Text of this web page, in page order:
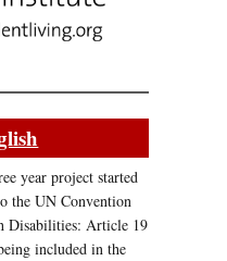
year project started
the UN Convention
Disabilities: Article 19
included in the